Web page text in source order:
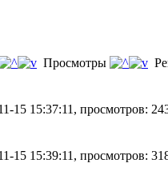
Просмотры
15 15:37:11, просмотров:
15 15:39:11, просмотров: